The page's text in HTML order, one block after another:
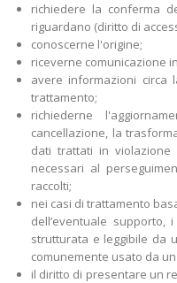
richiedere la conferma
riguardano (diritto di
conoscerne l'origine;
riceverne comunicazione
avere informazioni circa
trattamento;
richiederne
cancellazione, la
dati trattati in
necessari al
raccolti;
nei casi di trattamento
dell’eventuale
strutturata e leggibile da
comunemente usato da
il diritto di presentare un